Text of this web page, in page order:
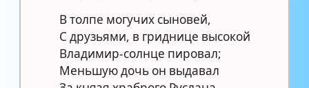
В толпе могучих сыновей,
С друзьями, в гриднице высокой
Владимир-солнце пировал;
Меньшую дочь он выдавал